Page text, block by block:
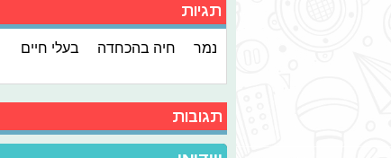
תגיות
נמר חיה בהכחדה בעלי חיים
תגובות